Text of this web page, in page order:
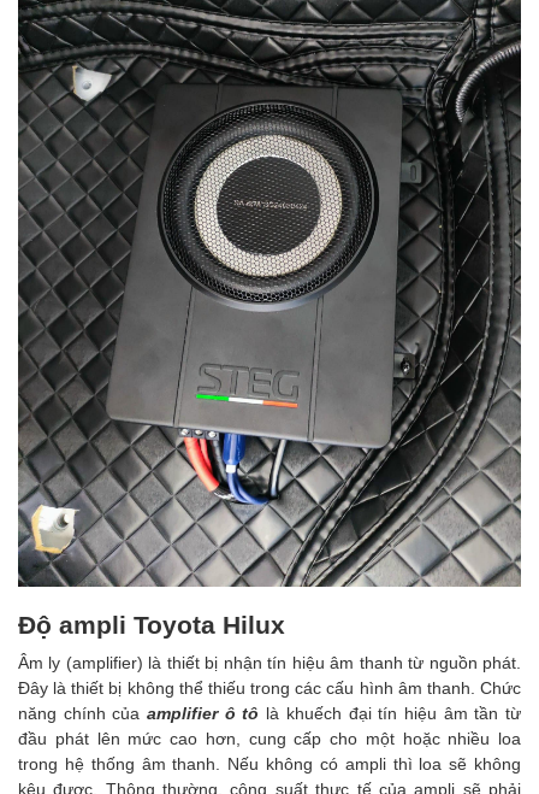
Độ ampli Toyota Hilux
Âm ly (amplifier) là thiết bị nhận tín hiệu âm thanh từ nguồn phát.
Đây là thiết bị không thể thiếu trong các cấu hình âm thanh. Chức
năng chính củaamplifier ô tô là khuếch đại tín hiệu âm tần từ
đầu phát lên mức cao hơn, cung cấp cho một hoặc nhiều loa
trong hệ thống âm thanh. Nếu không có ampli thì loa sẽ không
kêu được. Thông thường, công suất thực tế của ampli sẽ phải